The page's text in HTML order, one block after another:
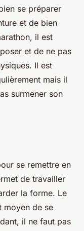
se préparer
et de bien
il est
et de ne pas
Il est
mais il
surmener son
se remettre en
de travailler
la forme. Le
moyen de se
il ne faut pas